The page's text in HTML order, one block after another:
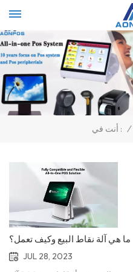
أنت في : /
ما هي آلة نقاط البيع وكيف تعمل؟
JUL 28, 2023